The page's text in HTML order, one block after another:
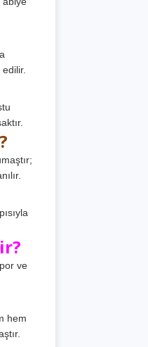
edilir.
ve
hem